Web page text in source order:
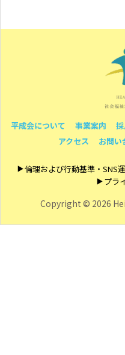
平成会について 事業案内
アクセス
お問い
倫理および行動基準・SNS
プラ
Copyright © 2026